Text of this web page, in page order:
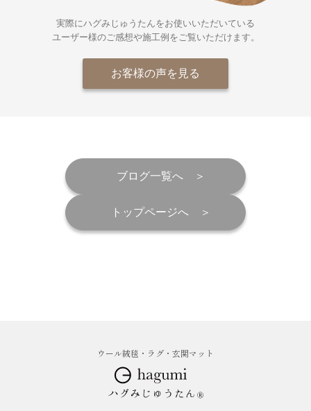
実際にハグみじゅうたんをお使いいただいている
ユーザー様のご感想や施工例をご覧いただけます。
お客様の声を見る
ブログ一覧へ
トップページへ
ウール絨毯・ラグ・玄関マット